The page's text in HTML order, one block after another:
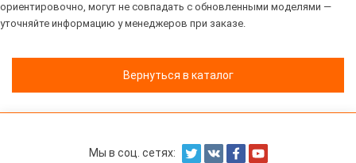
ориентировочно, могут не совпадать с обновленными моделями —
уточняйте информацию у менеджеров при заказе.
Вернуться в каталог
Мы в соц. сетях: